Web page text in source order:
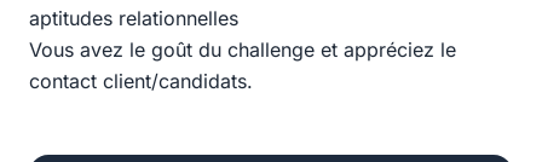
aptitudes relationnelles
Vous avez le goût du challenge et appréciez le
contact client/candidats.